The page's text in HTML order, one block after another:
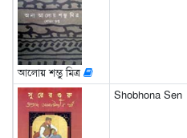
আলোয় শম্ভু মিত্র
Shobhona Sen